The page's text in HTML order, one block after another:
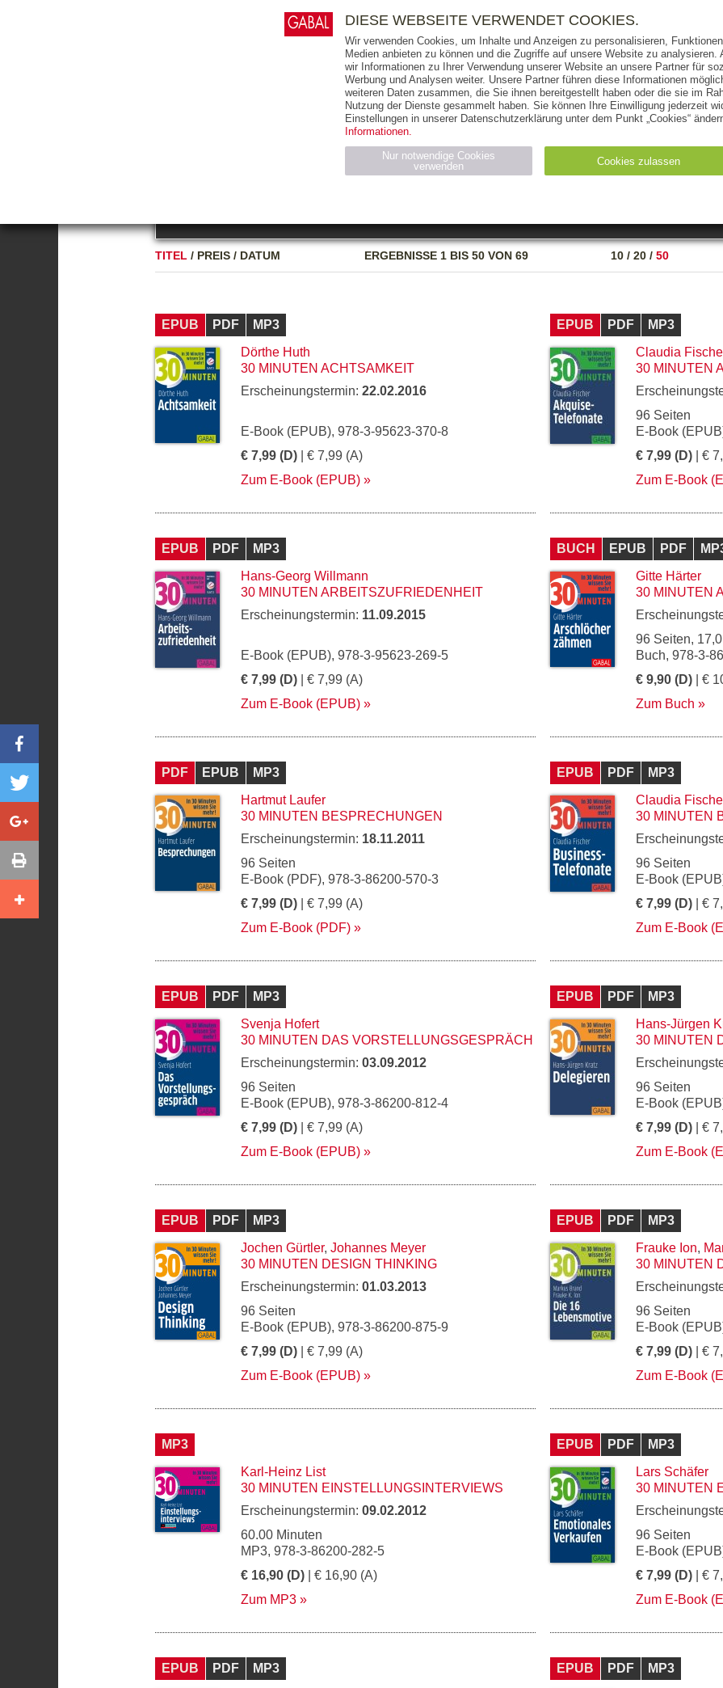
AUSGABEART AUS DER REIHE
TITEL / PREIS / DATUM ERGEBNISSE1 BIS 50 VON 69 10 / 20 / 50
EPUB PDF
MP3
Dörthe Huth
30 MINUTEN ACHTSAMKEIT
Erscheinungstermin: 22.02.2016
E-Book (EPUB), 978-3-95623-370-8
€ 7,99 (D) | € 7,99 (A)
Zum E-Book (EPUB)
EPUB PDF
MP3
Claudia
30 MINUTEN
96 Seiten
E-Book
€ 7,99 (D) | €
Zum E-Book
EPUB PDF
MP3
Hans-Georg Willmann
30 MINUTEN ARBEITSZUFRIEDENHEIT
Erscheinungstermin: 11.09.2015
E-Book (EPUB), 978-3-95623-269-5
€ 7,99 (D) | € 7,99 (A)
Zum E-Book (EPUB)
BUCH EPUB PDF
Gitte Härter
30 MINUTEN
96 Seiten,
Buch, 978-3-
€ 9,90 (D) | €
Zum Buch
PDF EPUB
MP3
Hartmut Laufer
30 MINUTEN BESPRECHUNGEN
Erscheinungstermin: 18.11.2011
96 Seiten
E-Book (PDF), 978-3-86200-570-3
€ 7,99 (D) | € 7,99 (A)
Zum E-Book (PDF)
EPUB PDF
MP3
Claudia
30 MINUTEN
96 Seiten
E-Book
€ 7,99 (D) | €
Zum E-Book
EPUB PDF
MP3
Svenja Hofert
30 MINUTEN DAS VORSTELLUNGSGESPRÄCH
Erscheinungstermin: 03.09.2012
96 Seiten
E-Book (EPUB), 978-3-86200-812-4
€ 7,99 (D) | € 7,99 (A)
Zum E-Book (EPUB)
EPUB PDF
MP3
Hans-Jürgen
30 MINUTEN
96 Seiten
E-Book
€ 7,99 (D) | €
Zum E-Book
EPUB PDF
MP3
Jochen Gürtler, Johannes Meyer
30 MINUTEN DESIGN THINKING
Erscheinungstermin: 01.03.2013
96 Seiten
E-Book (EPUB), 978-3-86200-875-9
€ 7,99 (D) | € 7,99 (A)
Zum E-Book (EPUB)
EPUB PDF
MP3
Frauke Ion,
30 MINUTEN
96 Seiten
E-Book
€ 7,99 (D) | €
Zum E-Book
MP3
Karl-Heinz List
30 MINUTEN EINSTELLUNGSINTERVIEWS
Erscheinungstermin: 09.02.2012
60.00 Minuten
MP3, 978-3-86200-282-5
€ 16,90 (D) | € 16,90 (A)
Zum MP3
EPUB PDF
MP3
Lars Schäfer
30 MINUTEN
96 Seiten
E-Book
€ 7,99 (D) | €
Zum E-Book
EPUB PDF
MP3
EPUB PDF
MP3
E-BOOKS AUDIO-CDS MP3 NON-BOOKS
THEMEN AUTOREN VERLAG
RIGHTS PRESSE HANDEL FÜR UNTERNEHMEN
DIESE WEBSEITE VERWENDET COOKIES.
Wir verwenden Cookies, um Inhalte und Anzeigen zu personalisieren,
Medien anbieten zu können und die Zugriffe auf unsere Website zu analysieren.
wir Informationen zu Ihrer Verwendung unserer Website an unsere Partner für
Werbung und Analysen weiter. Unsere Partner führen diese Informationen
weiteren Daten zusammen, die Sie ihnen bereitgestellt haben oder die sie im
Nutzung der Dienste gesammelt haben. Sie können Ihre Einwilligung jederzeit
Einstellungen in unserer Datenschutzerklärung unter dem Punkt „Cookies“
Informationen.
Nur notwendige Cookies
verwenden
Cookies zulassen
Name Anbieter Zweck
CMS_SESSION_ID
gabal-
Wird für die Speicherung der Benutzer-Session verwendet